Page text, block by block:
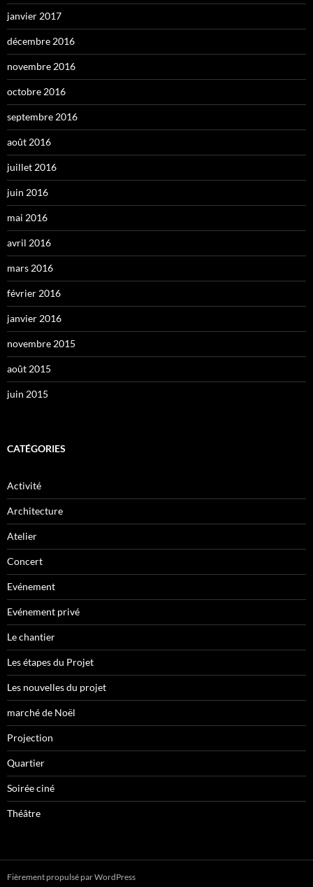
janvier 2017
décembre 2016
novembre 2016
octobre 2016
septembre 2016
août 2016
juillet 2016
juin 2016
mai 2016
avril 2016
mars 2016
février 2016
janvier 2016
novembre 2015
août 2015
juin 2015
CATÉGORIES
Activité
Architecture
Atelier
Concert
Evénement
Evénement privé
Le chantier
Les étapes du Projet
Les nouvelles du projet
marché de Noël
Projection
Quartier
Soirée ciné
Théâtre
Fièrement propulsé par WordPress